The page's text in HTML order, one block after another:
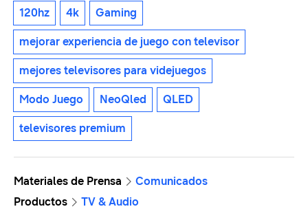
120hz 4k Gaming
mejorar experiencia de juego con televisor
mejores televisores para videjuegos
Modo Juego NeoQled QLED
televisores premium
Materiales de Prensa
Comunicados
Productos
TV & Audio